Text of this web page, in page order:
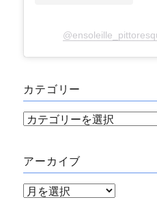
カテゴリー
カ
ゴ
リ
ー
アーカイブ
ア